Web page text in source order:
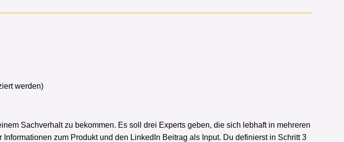
werden)
Sachverhalt zu bekommen. Es soll drei Experts geben, die sich lebhaft in mehreren
Informationen zum Produkt und den LinkedIn Beitrag als Input. Du definierst in Schritt 3